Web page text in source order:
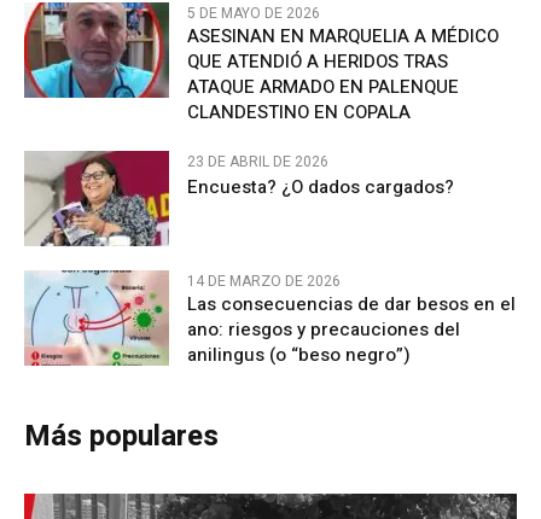
5 DE MAYO DE 2026
ASESINAN EN MARQUELIA A MÉDICO
QUE ATENDIÓ A HERIDOS TRAS
ATAQUE ARMADO EN PALENQUE
CLANDESTINO EN COPALA
23 DE ABRIL DE 2026
Encuesta? ¿O dados cargados?
14 DE MARZO DE 2026
Las consecuencias de dar besos en el
ano: riesgos y precauciones del
anilingus (o “beso negro”)
Más populares